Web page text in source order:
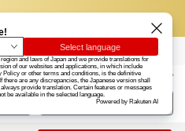
楽天グループ カード
お知らせ ヘルプ
ログイン